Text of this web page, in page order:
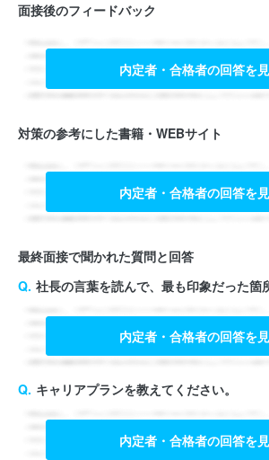
面接後のフィードバック
内定者・合格者の回答を
対策の参考にした書籍・WEBサイト
内定者・合格者の回答を
最終面接で聞かれた質問と回答
社長の言葉を読んで、最も印象だった箇
内定者・合格者の回答を
キャリアプランを教えてください。
内定者・合格者の回答を